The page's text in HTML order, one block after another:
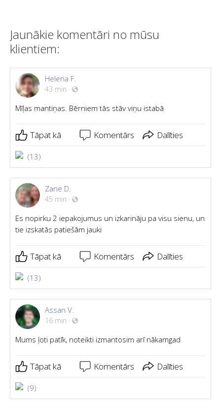
Jaunākie komentāri no mūsu
klientiem:
Helena F.
43 min ·
Mīļas mantiņas. Bērniem tās stāv viņu istabā
Tāpat kā Komentārs Dalīties
(13)
Zane D.
45 min ·
Es nopirku 2 iepakojumus un izkarināju pa visu sienu, un
tie izskatās patiešām jauki
Tāpat kā Komentārs Dalīties
(13)
Assan V.
16 min ·
Mums ļoti patīk, noteikti izmantosim arī nākamgad
Tāpat kā Komentārs Dalīties
(9)